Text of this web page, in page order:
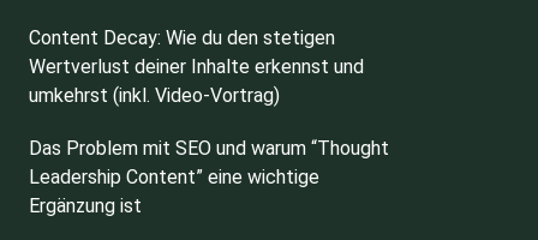
Content Decay: Wie du den stetigen
Wertverlust deiner Inhalte erkennst und
umkehrst (inkl. Video-Vortrag)
Das Problem mit SEO und warum “Thought
Leadership Content” eine wichtige
Ergänzung ist